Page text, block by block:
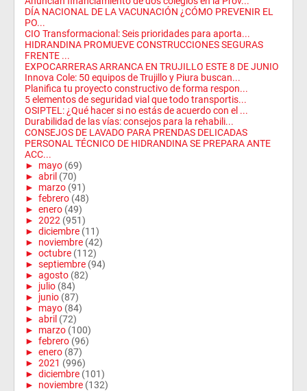
DÍA NACIONAL DE LA VACUNACIÓN ¿CÓMO PREVENIR EL
PO...
CIO Transformacional: Seis prioridades para aporta...
HIDRANDINA PROMUEVE CONSTRUCCIONES SEGURAS
FRENTE ...
EXPOCARRERAS ARRANCA EN TRUJILLO ESTE 8 DE JUNIO
Innova Cole: 50 equipos de Trujillo y Piura buscan...
Planifica tu proyecto constructivo de forma respon...
5 elementos de seguridad vial que todo transportis...
OSIPTEL: ¿Qué hacer si no estás de acuerdo con el ...
Durabilidad de las vías: consejos para la rehabili...
CONSEJOS DE LAVADO PARA PRENDAS DELICADAS
PERSONAL TÉCNICO DE HIDRANDINA SE PREPARA ANTE
ACC...
► mayo (69)
► abril (70)
► marzo (91)
► febrero (48)
► enero (49)
► 2022 (951)
► diciembre (11)
► noviembre (42)
► octubre (112)
► septiembre (94)
► agosto (82)
► julio (84)
► junio (87)
► mayo (84)
► abril (72)
► marzo (100)
► febrero (96)
► enero (87)
► 2021 (996)
► diciembre (101)
► noviembre (132)